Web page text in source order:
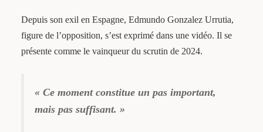
Depuis son exil en Espagne, Edmundo Gonzalez Urrutia,
figure de l’opposition, s’est exprimé dans une vidéo. Il se
présente comme le vainqueur du scrutin de 2024.
« Ce moment constitue un pas important,
mais pas suffisant. »